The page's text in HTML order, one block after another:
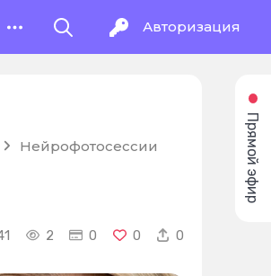
Авторизация
Нейрофотосессии
2 0 0 0
Прямой эфир